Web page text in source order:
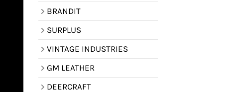
BRANDIT
SURPLUS
VINTAGE INDUSTRIES
GM LEATHER
DEERCRAFT